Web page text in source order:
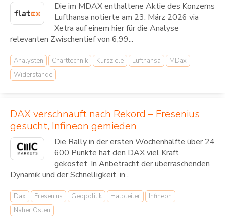
Die im MDAX enthaltene Aktie des Konzerns
Lufthansa notierte am 23. März 2026 via
Xetra auf einem hier für die Analyse
relevanten Zwischentief von 6,99...
Analysten Charttechnik Kursziele Lufthansa
MDax
Widerstände
DAX verschnauft nach Rekord – Fresenius
gesucht, Infineon gemieden
Die Rally in der ersten Wochenhälfte über 24
600 Punkte hat den DAX viel Kraft
gekostet. In Anbetracht der überraschenden
Dynamik und der Schnelligkeit, in...
Dax Fresenius Geopolitik Halbleiter
Infineon
Naher Osten